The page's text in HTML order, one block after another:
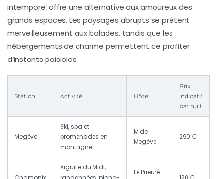
intemporel offre une alternative aux amoureux des
grands espaces. Les paysages abrupts se prêtent
merveilleusement aux balades, tandis que les
hébergements de charme permettent de profiter
d’instants paisibles.
Station Activité Hôtel
Prix
indicatif
par nuit
Megève
Ski, spa et
promenades en
montagne
M de
Megève
290 €
Aiguille du Midi,
Le Prieuré